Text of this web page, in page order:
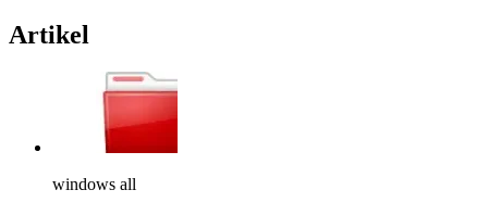
Artikel
windows all